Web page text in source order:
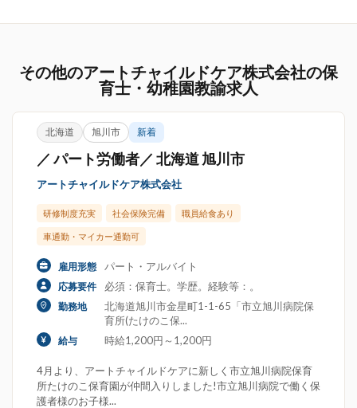
その他のアートチャイルドケア株式会社の保
育士・幼稚園教諭求人
北海道 旭川市 新着
／ パート労働者／ 北海道 旭川市
アートチャイルドケア株式会社
研修制度充実 社会保険完備 職員給食あり
車通勤・マイカー通勤可
雇用形態 パート・アルバイト
応募要件 必須：保育士。学歴。経験等：。
勤務地
北海道旭川市金星町1-1-65「市立旭川病院保
育所(たけのこ保...
給与 時給1,200円～1,200円
4月より、アートチャイルドケアに新しく市立旭川病院保育
所たけのこ保育園が仲間入りしました!市立旭川病院で働く保
護者様のお子様...